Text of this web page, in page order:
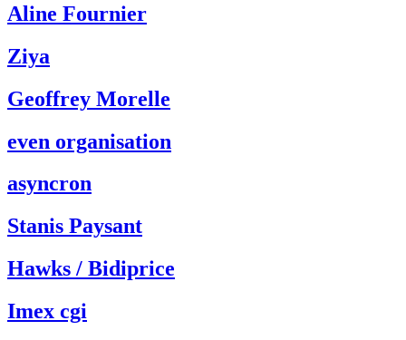
Aline Fournier
Ziya
Geoffrey Morelle
even organisation
asyncron
Stanis Paysant
Hawks / Bidiprice
Imex cgi